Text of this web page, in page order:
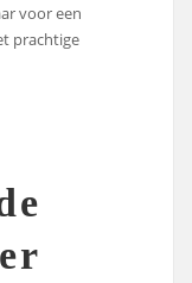
voor een
prachtige